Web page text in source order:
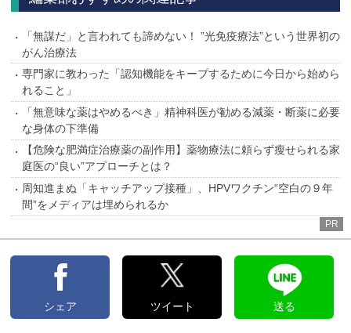
「無謀だ」と言われても諦めない！ ”光免疫療法”という世界初の
がん治療法
専門家に教わった「認知機能をキープするために今日から始めら
れること」
「無意味な薬はやめるべき」精神科医が勧める減薬・断薬に必要
な身体の下準備
【危険な肥満症治療薬の副作用】薬物療法に頼らず瘦せられる家
庭医の“良い”アプローチとは？
周知進まぬ「キャッチアップ接種」、HPVワクチン“空白の９年
間”をメディアは埋められるか
PR
シェア ツイート 送る